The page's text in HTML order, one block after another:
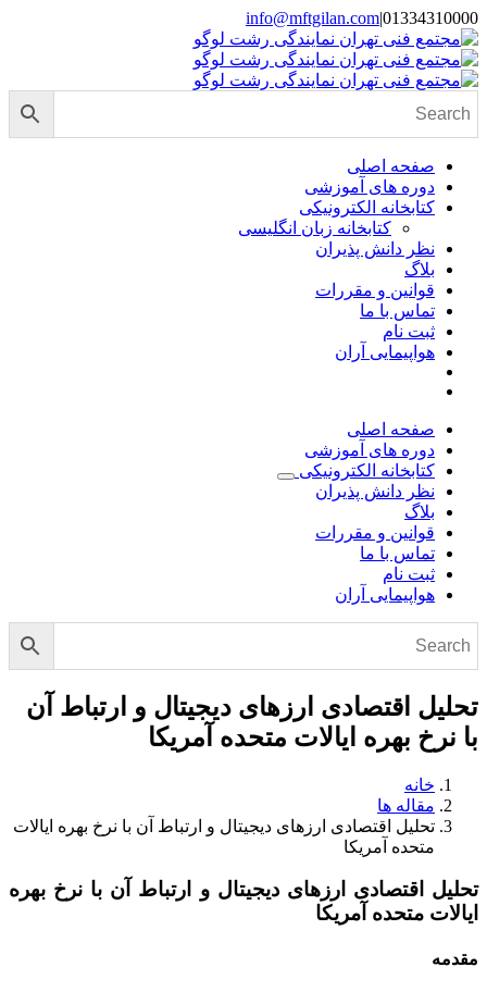
Skip
to
content
01334310000
|
info@mftgilan.com
Instagram
LinkedIn
صفحه اصلی
دوره های آموزشی
کتابخانه الکترونیکی
کتابخانه زبان انگلیسی
نظر دانش پذیران
بلاگ
قوانین و مقررات
تماس با ما
ثبت نام
هواپیمایی آران
صفحه اصلی
دوره های آموزشی
کتابخانه الکترونیکی
نظر دانش پذیران
بلاگ
قوانین و مقررات
تماس با ما
ثبت نام
هواپیمایی آران
تحلیل اقتصادی ارزهای دیجیتال و ارتباط آن
با نرخ بهره ایالات متحده آمریکا
خانه
مقاله ها
تحلیل اقتصادی ارزهای دیجیتال و ارتباط آن با نرخ بهره ایالات
متحده آمریکا
تحلیل اقتصادی ارزهای دیجیتال و ارتباط آن با نرخ بهره
ایالات متحده آمریکا
مقدمه